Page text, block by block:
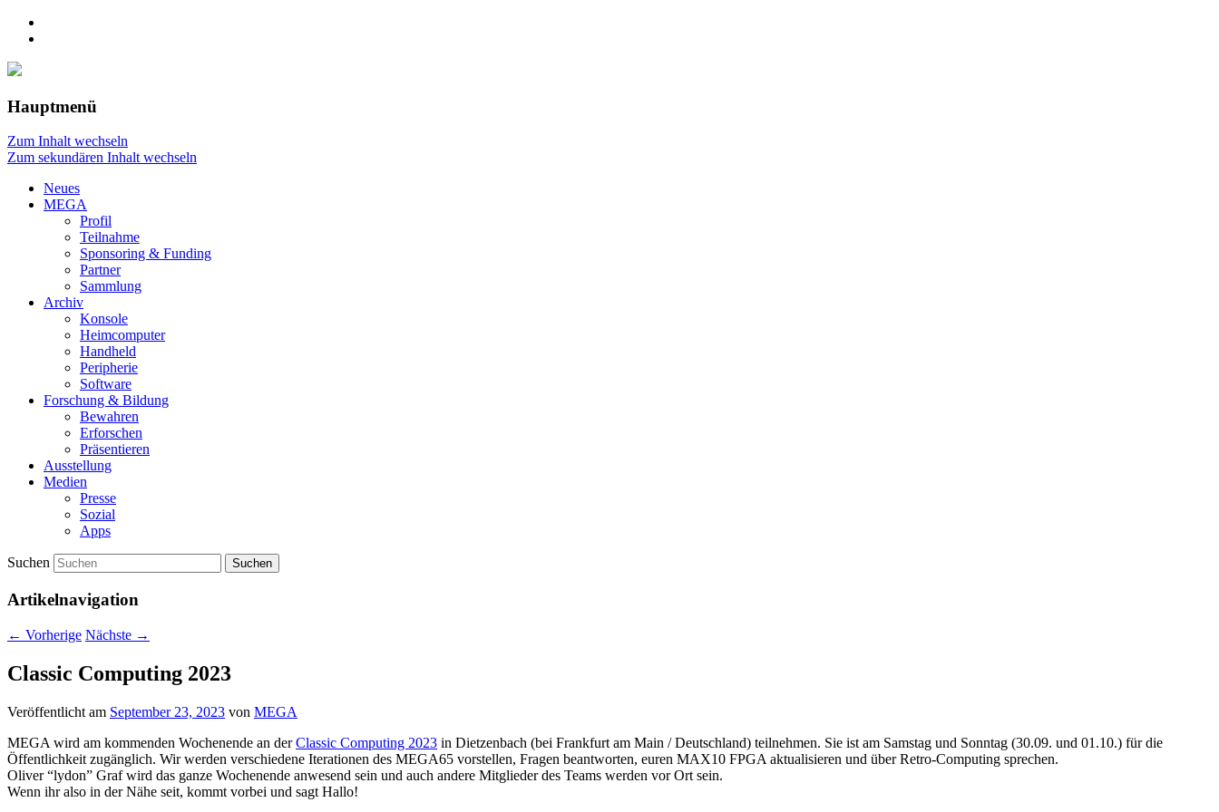
Hauptmenü
Zum Inhalt wechseln
Zum sekundären Inhalt wechseln
Neues
MEGA
Profil
Teilnahme
Sponsoring & Funding
Partner
Sammlung
Archiv
Konsole
Heimcomputer
Handheld
Peripherie
Software
Forschung & Bildung
Bewahren
Erforschen
Präsentieren
Ausstellung
Medien
Presse
Sozial
Apps
Suchen
Artikelnavigation
← Vorherige Nächste →
Classic Computing 2023
Veröffentlicht am September 23, 2023 von MEGA
MEGA wird am kommenden Wochenende an derClassic Computing 2023 in Dietzenbach (bei Frankfurt am Main / Deutschland) teilnehmen. Sie ist am Samstag und Sonntag (30.09. und 01.10.) für die
Öffentlichkeit zugänglich. Wir werden verschiedene Iterationen des MEGA65 vorstellen, Fragen beantworten, euren MAX10 FPGA aktualisieren und über Retro-Computing sprechen.
Oliver “lydon” Graf wird das ganze Wochenende anwesend sein und auch andere Mitglieder des Teams werden vor Ort sein.
Wenn ihr also in der Nähe seit, kommt vorbei und sagt Hallo!